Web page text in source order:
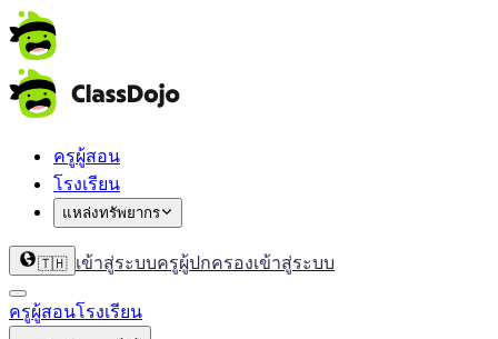
ครูผู้สอน
โรงเรียน
แหล่งทรัพยากร
🇹🇭 เข้าสู่ระบบครูผู้ปกครองเข้าสู่ระบบ
ครูผู้สอนโรงเรียน